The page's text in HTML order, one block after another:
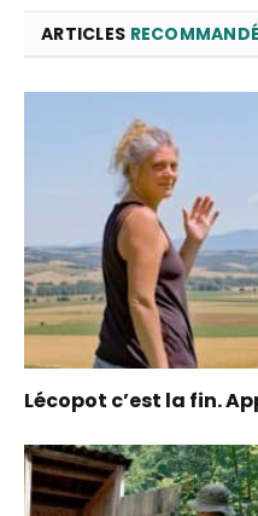
ARTICLES
Lécopot c’est la fin.